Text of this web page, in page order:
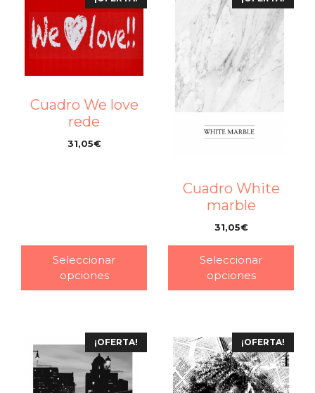
Cuadro We love
rede
31,05€
Seleccionar
opciones
Cuadro White
marble
31,05€
Seleccionar
opciones
¡OFERTA! ¡OFERTA!